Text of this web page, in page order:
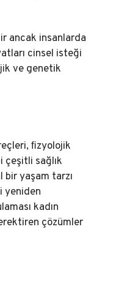
ancak insanlarda
cinsel isteği
ve genetik
ﬁzyolojik
sağlık
yaşam tarzı
yeniden
kadın
çözümler